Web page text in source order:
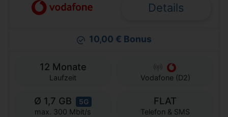
Details
10,00 € Bonus
12 Monate
Laufzeit Vodafone (D2)
Ø 1,7 GB 5G
max. 300 Mbit/s
FLAT
Telefon & SMS